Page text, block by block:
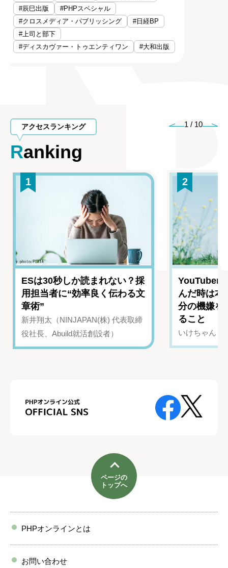
#辰巳出版
#PHPスペシャル
#クロスメディア・パブリッシング
#日経BP
#上司と部下
#ディスカヴァー・トゥエンティワン
#大和出版
アクセスランキング
Ranking
1 / 10
1
ESは30秒しか読まれない？採
用担当者に“効率良く伝わる文
章術”
新井翔太（NINJAPAN(株) 代表取締
役社長、Abuild就活創設者）
2
YouTuber
んだ時は
分の機嫌を
ること
いけちゃん（
ページの
トップへ
PHPオンラインとは
お問い合わせ